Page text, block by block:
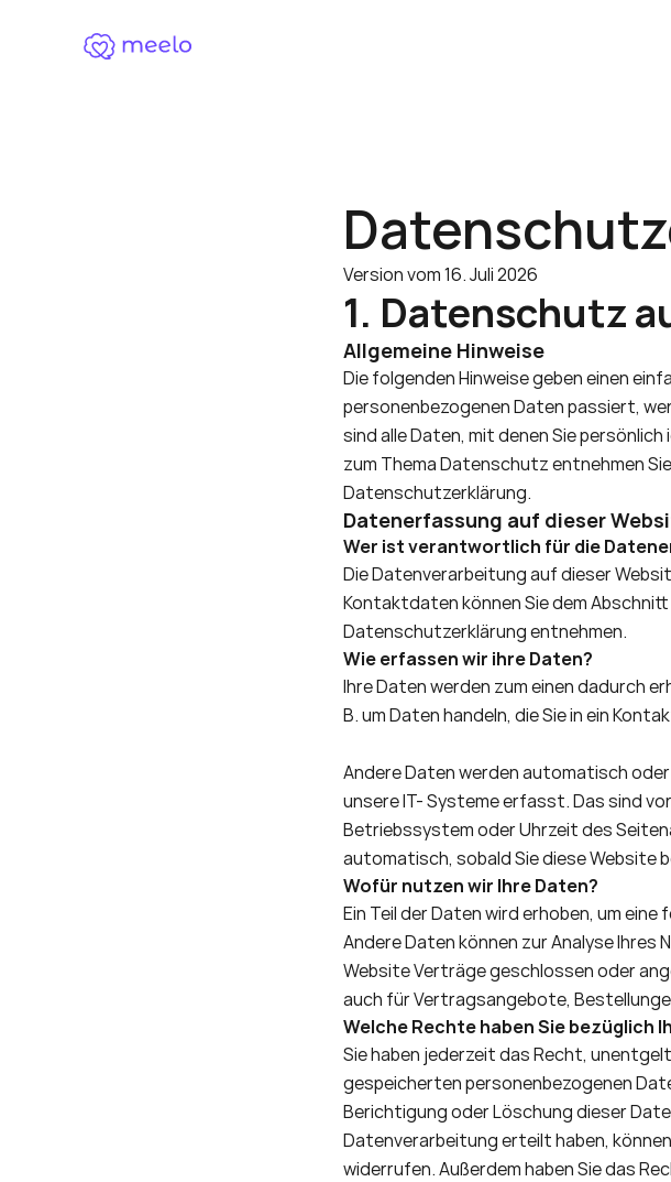
Version vom 16. Juli 2026
1. Datenschutz
Allgemeine Hinweise
Die folgenden Hinweise geben einen
personenbezogenen Daten passiert,
sind alle Daten, mit denen Sie
zum Thema Datenschutz entnehmen
Datenschutzerklärung.
Datenerfassung auf dieser
Wer ist verantwortlich für die
Die Datenverarbeitung auf dieser
Kontaktdaten können Sie dem
Datenschutzerklärung entnehmen.
Wie erfassen wir ihre Daten?
Ihre Daten werden zum einen dadurch
B. um Daten handeln, die Sie in ein
Andere Daten werden automatisch oder
unsere IT- Systeme erfasst. Das sind
Betriebssystem oder Uhrzeit des
automatisch, sobald Sie diese Website
Wofür nutzen wir Ihre Daten?
Ein Teil der Daten wird erhoben, um
Andere Daten können zur Analyse
Website Verträge geschlossen oder
auch für Vertragsangebote,
Welche Rechte haben Sie bezüglich
Sie haben jederzeit das Recht,
gespeicherten personenbezogenen
Berichtigung oder Löschung dieser
Datenverarbeitung erteilt haben,
widerrufen. Außerdem haben Sie das